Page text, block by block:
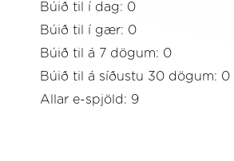
Búið til í dag: 0
Búið til í gær: 0
Búið til á 7 dögum: 0
Búið til á síðustu 30 dögum: 0
Allar e-spjöld: 9